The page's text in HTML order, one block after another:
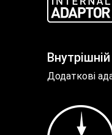
Додаткові